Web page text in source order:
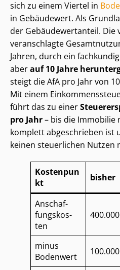
sich zu einem Viertel in
in Gebäudewert. Als
der Ge­bäu­de­wert­an­teil. Die
veranschlagte
Jahren, durch ein
aberauf 10 Jahre
steigt die AfA pro Jahr von
Mit einem
führt das zu einer
pro Jahr– bis die Immobilie
komplett abgeschrieben ist
keinen steuerlichen Nutzen
Kostenpun
kt
bisher
An­schaf­
fungs­kos­
ten
minus
Bodenwert